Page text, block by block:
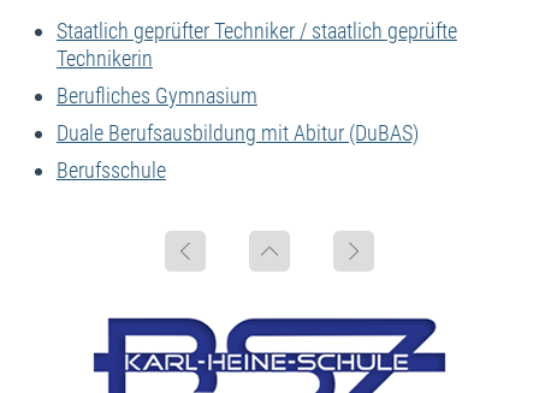
Staatlich geprüfter Techniker / staatlich geprüfte
Technikerin
Berufliches Gymnasium
Duale Berufsausbildung mit Abitur (DuBAS)
Berufsschule